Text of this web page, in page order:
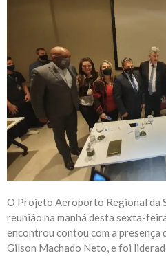
O Projeto Aeroporto Regional da
reunião na manhã desta sexta-
encontrou contou com a
Gilson Machado Neto, e foi